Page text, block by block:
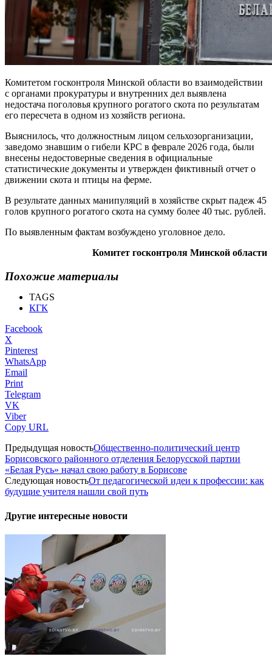
Комитетом госконтроля Минской области во взаимодействии
с органами прокуратуры и внутренних дел выявлена
недостача поголовья крупного рогатого скота по результатам
его пересчета в одном из хозяйств региона.
Выяснилось, что должностным лицом сельхозорганизации,
заведомо знавшим о гибели КРС в феврале 2026 года, были
внесены недостоверные сведения в официальные
статистические документы и утвержден фиктивный отчет о
движении скота и птицы на ферме.
В результате данных манипуляций в хозяйстве скрыт падеж 45
голов крупного рогатого скота на сумму более 40 тыс. рублей.
По выявленным фактам возбуждено уголовное дело.
Комитет госконтроля Минской области
Похожие материалы
TAGS
КГК
Facebook
X
Pinterest
WhatsApp
Email
Print
Telegram
VK
Viber
Copy URL
Предыдущая новостьОбщественно-политический центр
Борисовского районного отделения Белорусской партии
«Белая Русь» начал свою работу в Борисове
Следующая новостьОт педагогической идеи к профессии: как
будущие учителя нашли свой путь
Другие интересные новости